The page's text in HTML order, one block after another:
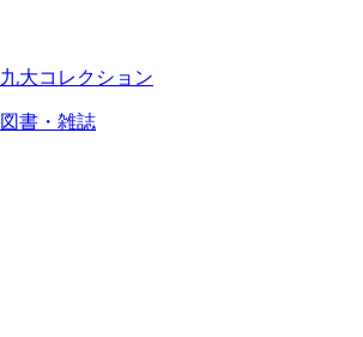
九大コレクション
図書・雑誌